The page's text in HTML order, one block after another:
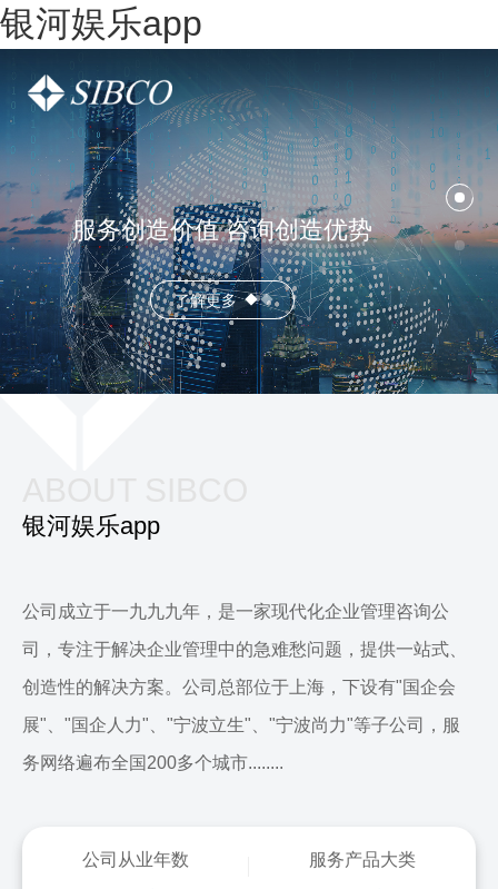
银河娱乐app
服务创造价值 咨询创造优势
了解更多
银河娱乐app
公司成立于一九九九年，是一家现代化企业管理咨询公
司，专注于解决企业管理中的急难愁问题，提供一站式、
创造性的解决方案。公司总部位于上海，下设有"国企会
展"、"国企人力"、"宁波立生"、"宁波尚力"等子公司，服
务网络遍布全国200多个城市........
公司从业年数 服务产品大类